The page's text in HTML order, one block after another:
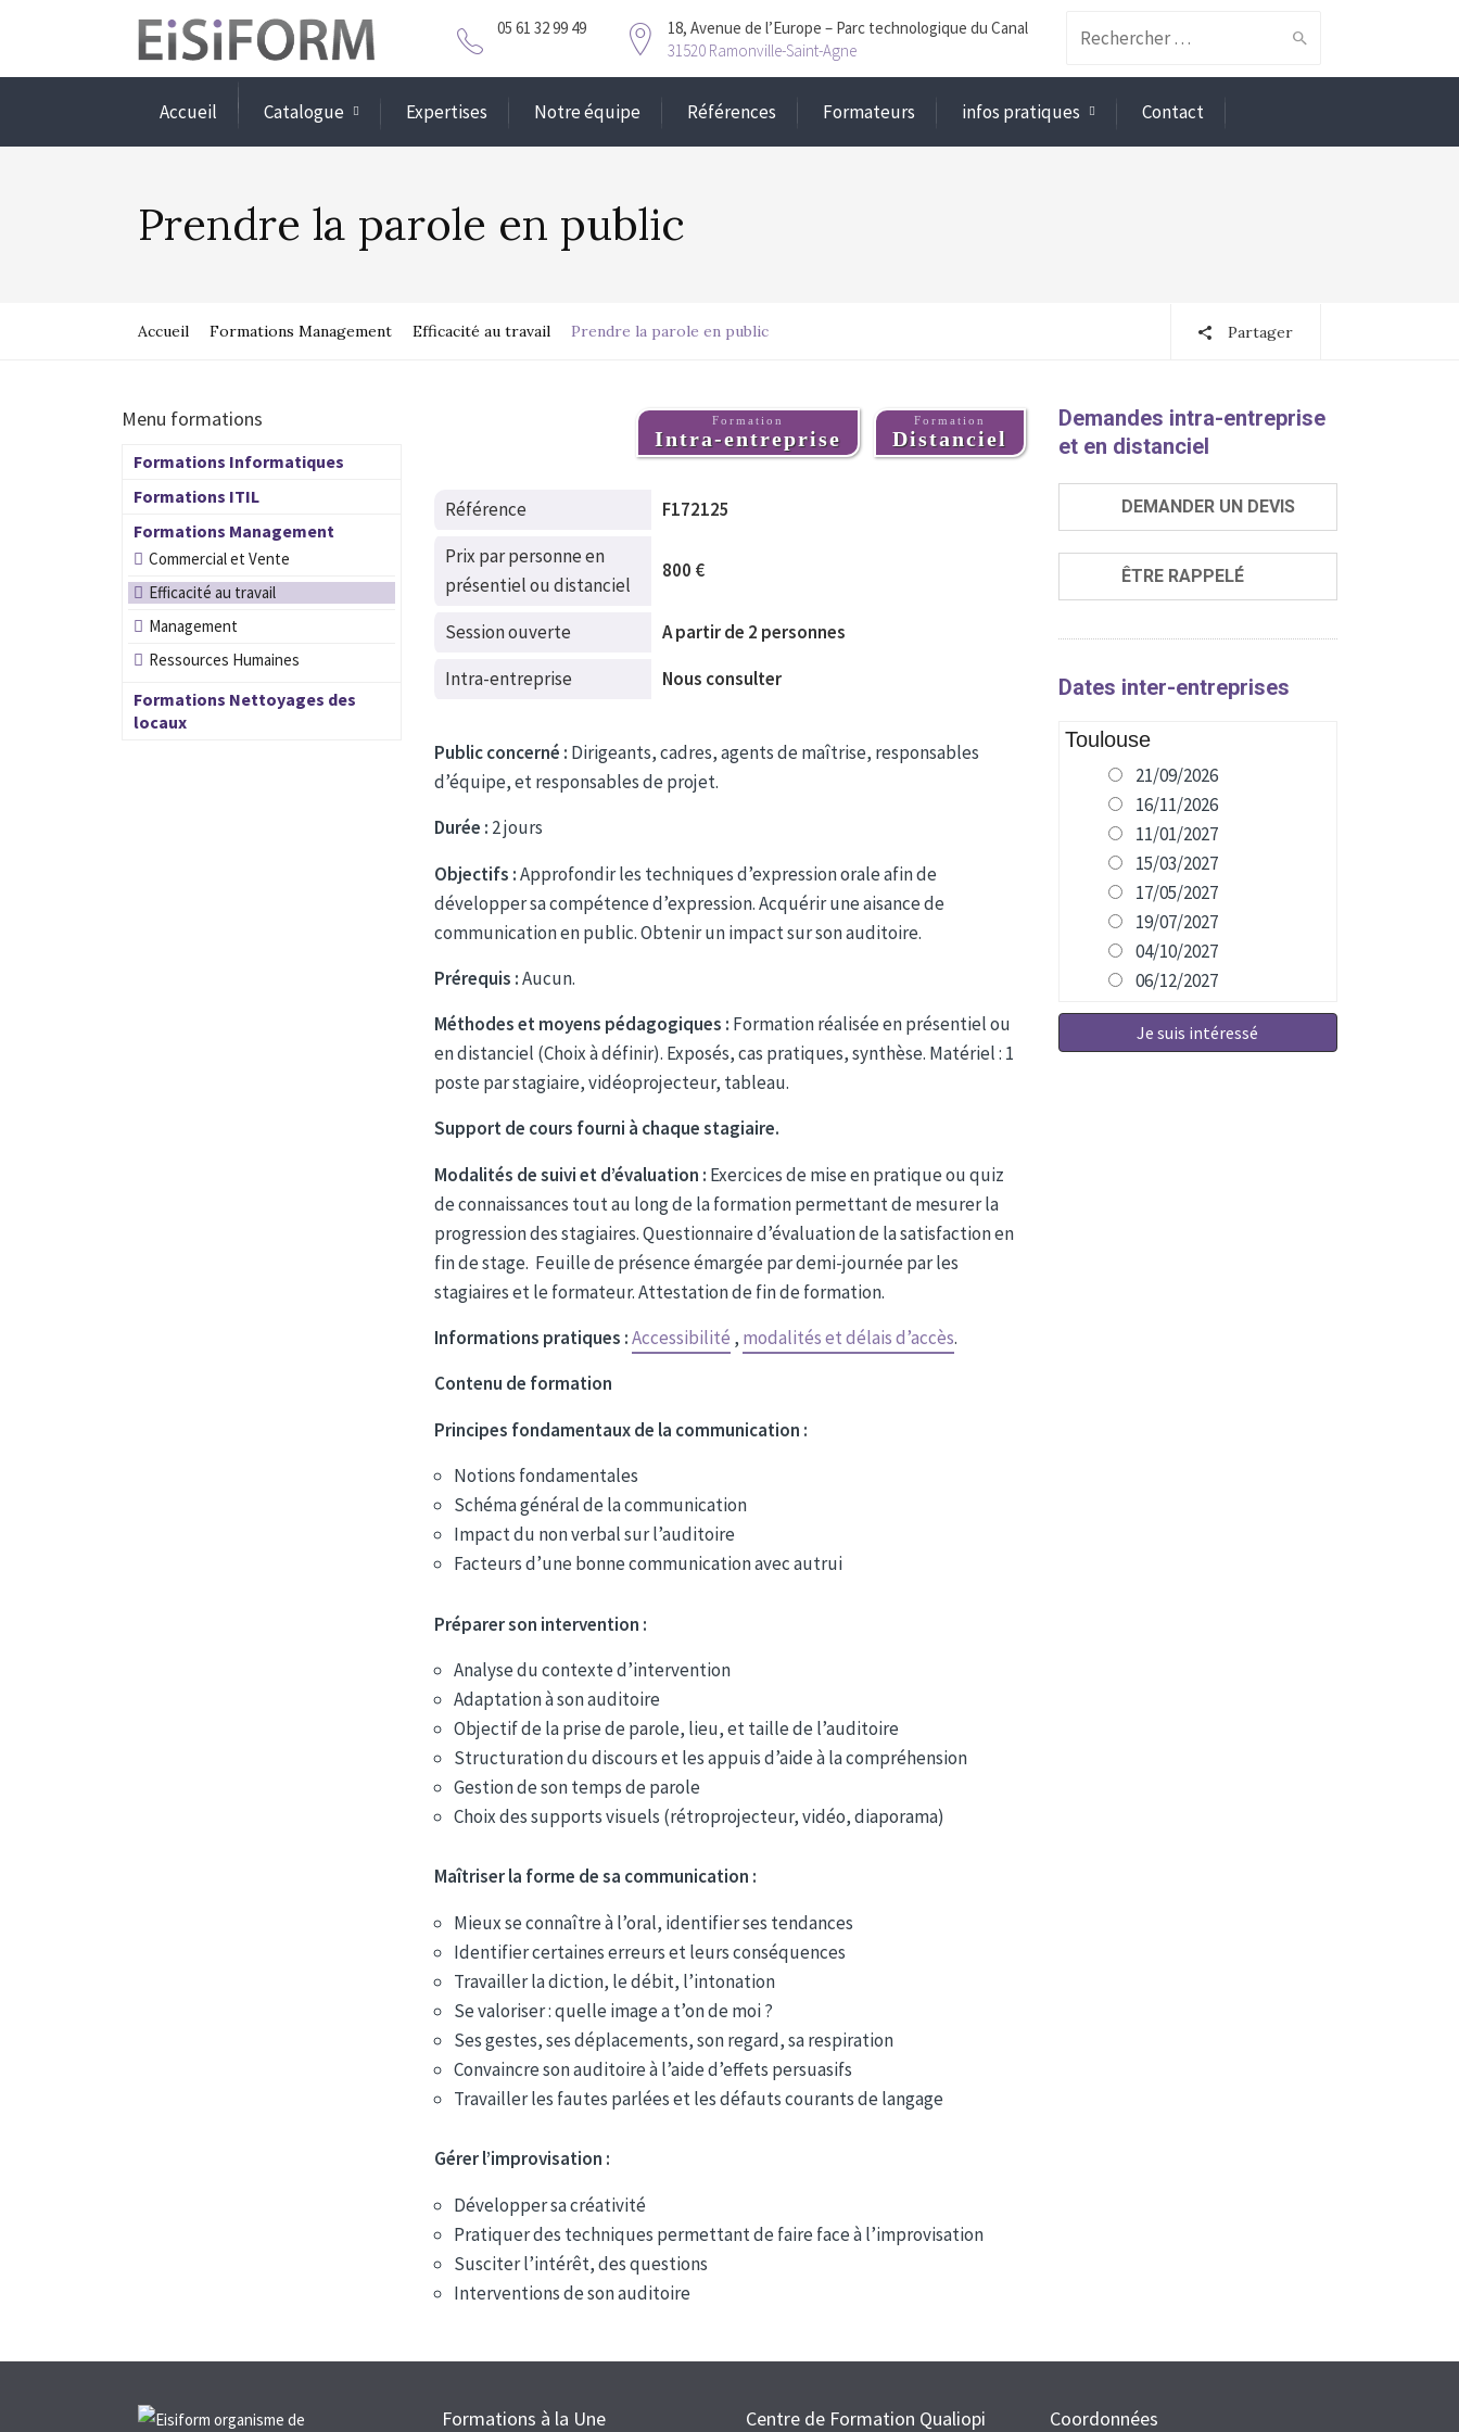
Search
for:
18, Avenue de l’Europe – Parc technologique du Canal
31520 Ramonville-Saint-Agne
05 61 32 99 49
Accueil Catalogue Expertises Notre équipe Références Formateurs infos pratiques Contact
Prendre la parole en public
Accueil Formations Management Efficacité au travail Prendre la parole en public Partager
Menu formations
Formations Informatiques
Formations ITIL
Formations Management
Commercial et Vente
Efficacité au travail
Management
Ressources Humaines
Formations Nettoyages des
locaux
Formation
Intra-entreprise
Formation
Distanciel
Référence
F172125
Prix par personne en
présentiel ou distanciel
800 €
Session ouverte
A partir de 2 personnes
Intra-entreprise
Nous consulter
Public concerné : Dirigeants, cadres, agents de maîtrise, responsables
d’équipe, et responsables de projet.
Durée : 2 jours
Objectifs :Approfondir les techniques d’expression orale afin de
développer sa compétence d’expression. Acquérir une aisance de
communication en public. Obtenir un impact sur son auditoire.
Prérequis :Aucun.
Méthodes et moyens pédagogiques : Formation réalisée en présentiel ou
en distanciel (Choix à définir). Exposés, cas pratiques, synthèse. Matériel : 1
poste par stagiaire, vidéoprojecteur, tableau.
Support de cours fourni à chaque stagiaire.
Modalités de suivi et d’évaluation : Exercices de mise en pratique ou quiz
de connaissances tout au long de la formation permettant de mesurer la
progression des stagiaires. Questionnaire d’évaluation de la satisfaction en
fin de stage. Feuille de présence émargée par demi-journée par les
stagiaires et le formateur. Attestation de fin de formation.
Informations pratiques :Accessibilité , modalités et délais d’accès.
Contenu de formation
Principes fondamentaux de la communication :
Notions fondamentales
Schéma général de la communication
Impact du non verbal sur l’auditoire
Facteurs d’une bonne communication avec autrui
Préparer son intervention :
Analyse du contexte d’intervention
Adaptation à son auditoire
Objectif de la prise de parole, lieu, et taille de l’auditoire
Structuration du discours et les appuis d’aide à la compréhension
Gestion de son temps de parole
Choix des supports visuels (rétroprojecteur, vidéo, diaporama)
Maîtriser la forme de sa communication :
Mieux se connaître à l’oral, identifier ses tendances
Identifier certaines erreurs et leurs conséquences
Travailler la diction, le débit, l’intonation
Se valoriser : quelle image a t’on de moi ?
Ses gestes, ses déplacements, son regard, sa respiration
Convaincre son auditoire à l’aide d’effets persuasifs
Travailler les fautes parlées et les défauts courants de langage
Gérer l’improvisation :
Développer sa créativité
Pratiquer des techniques permettant de faire face à l’improvisation
Susciter l’intérêt, des questions
Interventions de son auditoire
Demandes intra-entreprise
et en distanciel
DEMANDER UN DEVIS
ÊTRE RAPPELÉ
Dates inter-entreprises
Toulouse
21/09/2026
16/11/2026
11/01/2027
15/03/2027
17/05/2027
19/07/2027
04/10/2027
06/12/2027
Je suis intéressé
Formations à la Une Centre de Formation Qualiopi Coordonnées